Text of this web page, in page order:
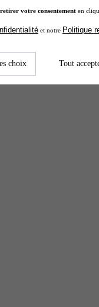
retirer votre consentement en
et notre Politique
choix Tout